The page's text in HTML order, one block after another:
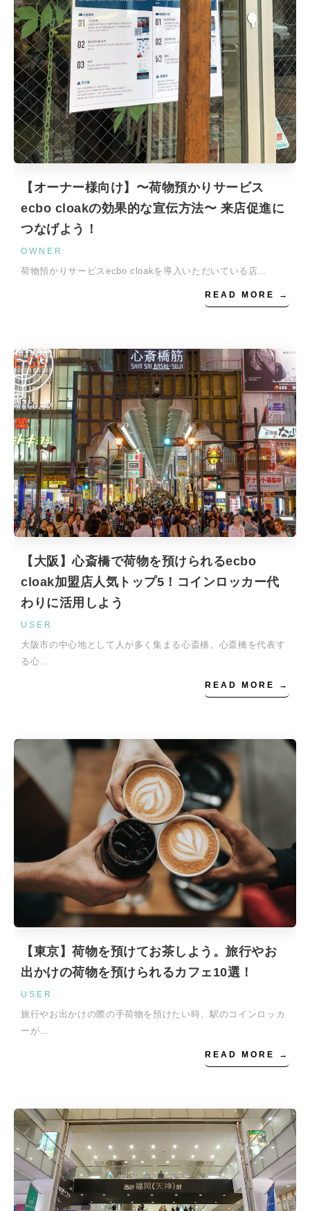
【オーナー様向け】〜荷物預かりサービス
ecbo cloakの効果的な宣伝方法〜 来店促進に
つなげよう！
OWNER
荷物預かりサービスecbo cloakを導入いただいている店…
READ MORE →
【大阪】心斎橋で荷物を預けられるecbo
cloak加盟店人気トップ5！コインロッカー代
わりに活用しよう
USER
大阪市の中心地として人が多く集まる心斎橋。心斎橋を代表す
る心…
READ MORE →
【東京】荷物を預けてお茶しよう。旅行やお
出かけの荷物を預けられるカフェ10選！
USER
旅行やお出かけの際の手荷物を預けたい時、駅のコインロッカ
ーが…
READ MORE →